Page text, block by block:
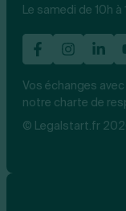
Le samedi de 10h à
Vos échanges
notre charte de
© Legalstart.fr